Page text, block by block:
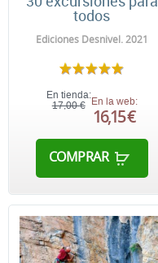
todos
Ediciones Desnivel. 2021
En tienda:
17,00 € En la web:
16,15 €
COMPRAR